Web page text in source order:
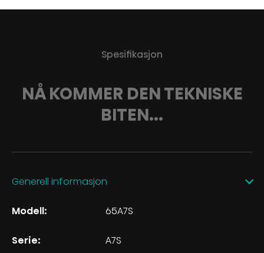
Spesifikasjon
NÅ KOMMER DEN TEKNISKE
BITEN...
Generell informasjon
Modell: 65A7S
Serie: A7S